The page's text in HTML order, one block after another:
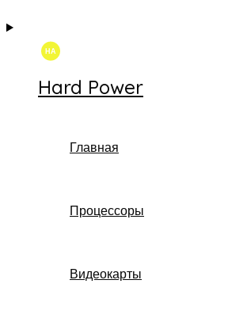
Hard Power
Главная
Процессоры
Видеокарты